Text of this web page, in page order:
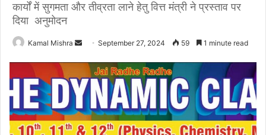
कार्यों में सुगमता और तीव्रता लाने हेतु वित्त मंत्री ने प्रस्ताव पर
दिया अनुमोदन
Kamal Mishra
Send
email
September 27, 2024 59 1 minute read